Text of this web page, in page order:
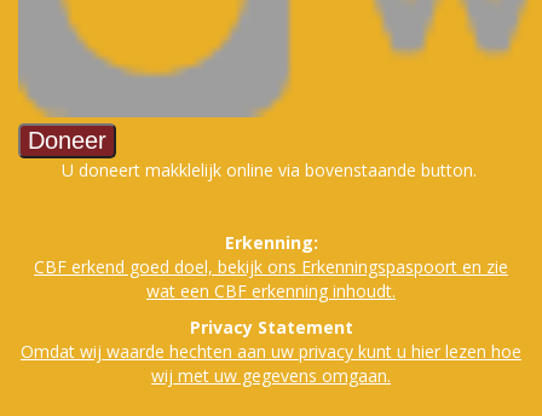
U doneert makklelijk online via bovenstaande button.
Erkenning:
CBF erkend goed doel, bekijk ons Erkenningspaspoort en zie
wat een CBF erkenning inhoudt.
Privacy Statement
Omdat wij waarde hechten aan uw privacy kunt u hier lezen hoe
wij met uw gegevens omgaan.